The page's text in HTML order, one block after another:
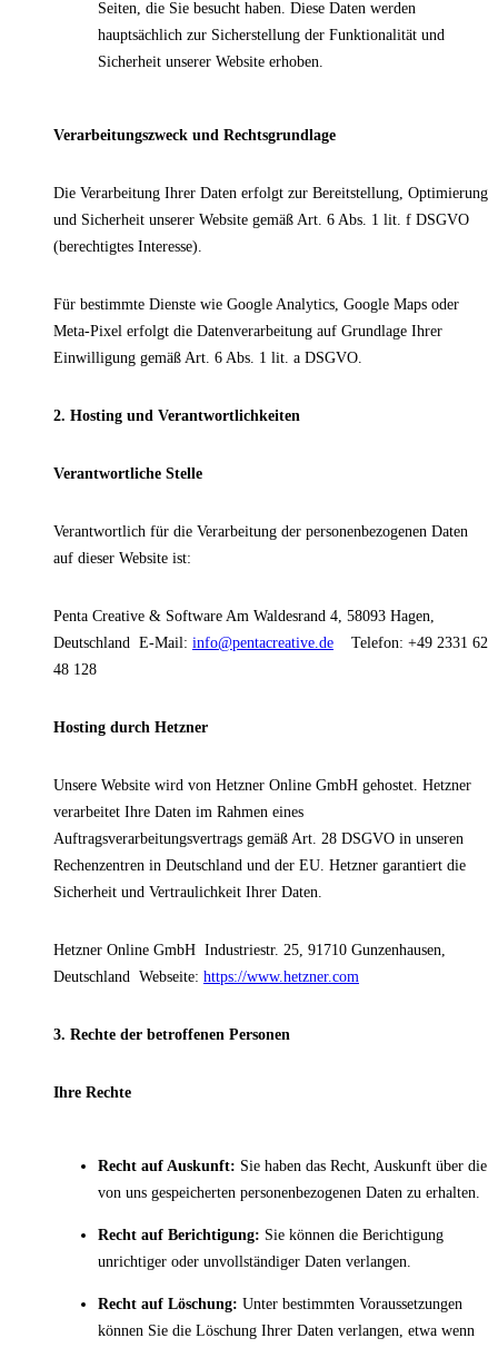
Seiten, die Sie besucht haben. Diese Daten werden
hauptsächlich zur Sicherstellung der Funktionalität und
Sicherheit unserer Website erhoben.
Verarbeitungszweck und Rechtsgrundlage
Die Verarbeitung Ihrer Daten erfolgt zur Bereitstellung, Optimierung
und Sicherheit unserer Website gemäß Art. 6 Abs. 1 lit. f DSGVO
(berechtigtes Interesse).
Für bestimmte Dienste wie Google Analytics, Google Maps oder
Meta-Pixel erfolgt die Datenverarbeitung auf Grundlage Ihrer
Einwilligung gemäß Art. 6 Abs. 1 lit. a DSGVO.
2. Hosting und Verantwortlichkeiten
Verantwortliche Stelle
Verantwortlich für die Verarbeitung der personenbezogenen Daten
auf dieser Website ist:
Penta Creative & Software Am Waldesrand 4, 58093 Hagen,
Deutschland E-Mail: info@pentacreative.de
Telefon: +49 2331 62
48 128
Hosting durch Hetzner
Unsere Website wird von Hetzner Online GmbH gehostet. Hetzner
verarbeitet Ihre Daten im Rahmen eines
Auftragsverarbeitungsvertrags gemäß Art. 28 DSGVO in unseren
Rechenzentren in Deutschland und der EU. Hetzner garantiert die
Sicherheit und Vertraulichkeit Ihrer Daten.
Hetzner Online GmbH Industriestr. 25, 91710 Gunzenhausen,
Deutschland Webseite: https://www.hetzner.com
3. Rechte der betroffenen Personen
Ihre Rechte
Recht auf Auskunft: Sie haben das Recht, Auskunft über die
von uns gespeicherten personenbezogenen Daten zu erhalten.
Recht auf Berichtigung: Sie können die Berichtigung
unrichtiger oder unvollständiger Daten verlangen.
Recht auf Löschung: Unter bestimmten Voraussetzungen
können Sie die Löschung Ihrer Daten verlangen, etwa wenn